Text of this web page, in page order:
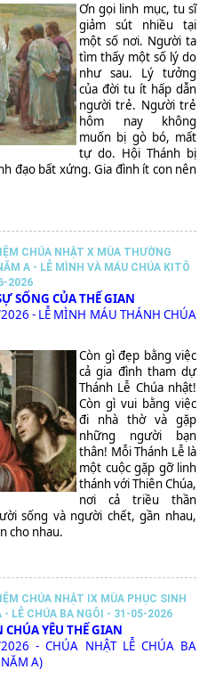
Ơn gọi linh mục, tu sĩ
giảm sút nhiều tại
một số nơi. Người ta
tìm thấy một số lý do
như sau. Lý tưởng
của đời tu ít hấp dẫn
người trẻ. Người trẻ
hôm nay không
muốn bị gò bó, mất
tự do. Hội Thánh bị
đạo bất xứng. Gia đình ít con nên
CHÚA NHẬT X MÙA THƯỜNG
A - LỄ MÌNH VÀ MÁU CHÚA KITÔ
2026
SỐNG CỦA THẾ GIAN
- LỄ MÌNH MÁU THÁNH CHÚA
Còn gì đẹp bằng việc
cả gia đình tham dự
Thánh Lễ Chúa nhật!
Còn gì vui bằng việc
đi nhà thờ và gặp
những người bạn
thân! Mỗi Thánh Lễ là
một cuộc gặp gỡ linh
thánh với Thiên Chúa,
nơi cả triều thần
sống và người chết, gần nhau,
cho nhau.
CHÚA NHẬT IX MÙA PHỤC SINH
- LỄ CHÚA BA NGÔI - 31-05-2026
CHÚA YÊU THẾ GIAN
- CHÚA NHẬT LỄ CHÚA BA
A)